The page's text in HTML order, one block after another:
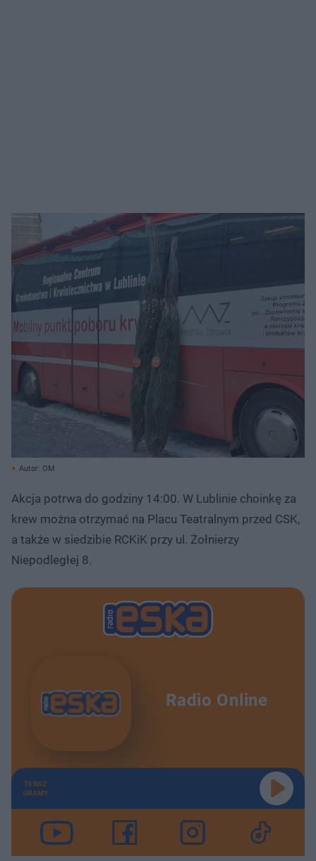
Autor: OM
Akcja potrwa do godziny 14:00. W Lublinie choinkę za
krew można otrzymać na Placu Teatralnym przed CSK,
a także w siedzibie RCKiK przy ul. Żołnierzy
Niepodległej 8.
Radio Online
TERAZ
GRAMY